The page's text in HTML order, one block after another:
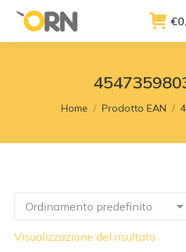
€
You are here:
Home Prodotto EAN
Visualizzazione del risultato